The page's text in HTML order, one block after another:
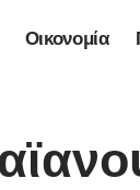
Οικονομία